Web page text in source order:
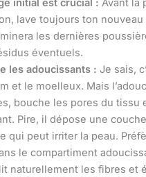
initial est crucial : Avant la
lave toujours ton nouveau
les dernières
éventuels.
les adoucissants : Je sais,
et le moelleux. Mais
bouche les pores du tissu
Pire, il dépose une
qui peut irriter la peau.
le compartiment
naturellement les fibres et